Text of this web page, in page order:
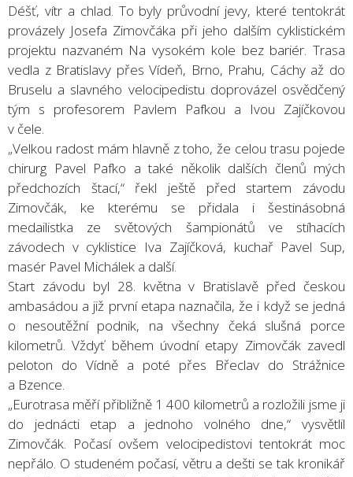
Déšť, vítr a chlad. To byly průvodní jevy, které tentokrát
provázely Josefa Zimovčáka při jeho dalším cyklistickém
projektu nazvaném Na vysokém kole bez bariér. Trasa
vedla z Bratislavy přes Vídeň, Brno, Prahu, Cáchy až do
Bruselu a slavného velocipedistu doprovázel osvědčený
tým s profesorem Pavlem Pafkou a Ivou Zajíčkovou
v čele.
„Velkou radost mám hlavně z toho, že celou trasu pojede
chirurg Pavel Pafko a také několik dalších členů mých
předchozích štací,“ řekl ještě před startem závodu
Zimovčák, ke kterému se přidala i šestinásobná
medailistka ze světových šampionátů ve stíhacích
závodech v cyklistice Iva Zajíčková, kuchař Pavel Sup,
masér Pavel Michálek a další.
Start závodu byl 28. května v Bratislavě před českou
ambasádou a již první etapa naznačila, že i když se jedná
o nesoutěžní podnik, na všechny čeká slušná porce
kilometrů. Vždyť během úvodní etapy Zimovčák zavedl
peloton do Vídně a poté přes Břeclav do Strážnice
a Bzence.
„Eurotrasa měří přibližně 1 400 kilometrů a rozložili jsme ji
do jednácti etap a jednoho volného dne,“ vysvětlil
Zimovčák. Počasí ovšem velocipedistovi tentokrát moc
nepřálo. O studeném počasí, větru a dešti se tak kronikář